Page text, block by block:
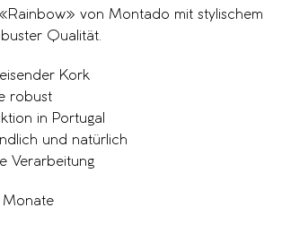
von Montado mit stylischem
Qualität.
Kork
robust
in Portugal
und natürlich
Verarbeitung
Monate